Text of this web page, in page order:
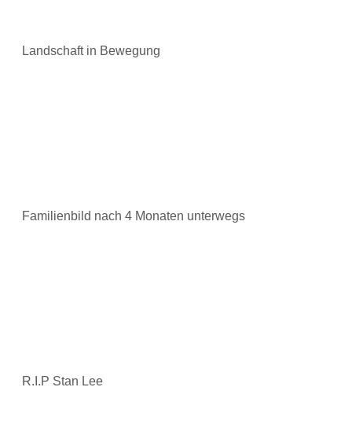
Landschaft in Bewegung
Familienbild nach 4 Monaten unterwegs
R.I.P Stan Lee